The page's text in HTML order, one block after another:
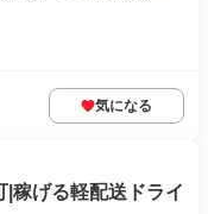
気になる
稼げる軽配送ドライ